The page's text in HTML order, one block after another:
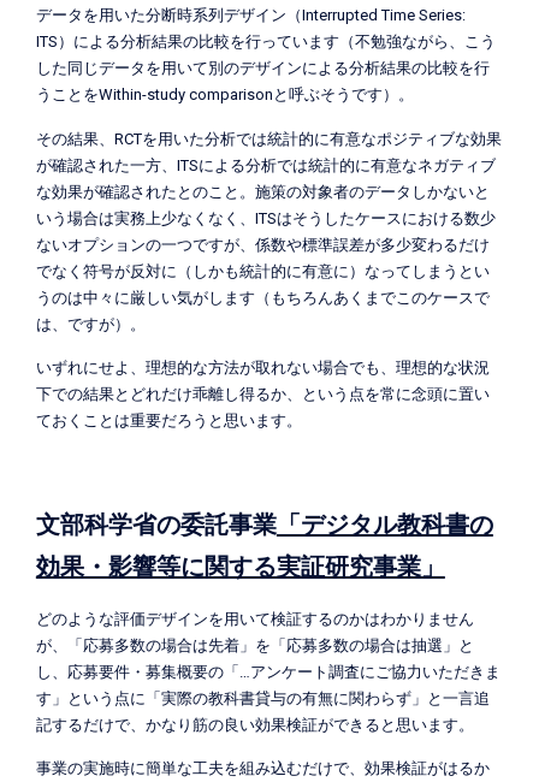
データを用いた分断時系列デザイン（Interrupted Time Series:
ITS）による分析結果の比較を行っています（不勉強ながら、こう
した同じデータを用いて別のデザインによる分析結果の比較を行
うことをWithin-study comparisonと呼ぶそうです）。
その結果、RCTを用いた分析では統計的に有意なポジティブな効果
が確認された一方、ITSによる分析では統計的に有意なネガティブ
な効果が確認されたとのこと。施策の対象者のデータしかないと
いう場合は実務上少なくなく、ITSはそうしたケースにおける数少
ないオプションの一つですが、係数や標準誤差が多少変わるだけ
でなく符号が反対に（しかも統計的に有意に）なってしまうとい
うのは中々に厳しい気がします（もちろんあくまでこのケースで
は、ですが）。
いずれにせよ、理想的な方法が取れない場合でも、理想的な状況
下での結果とどれだけ乖離し得るか、という点を常に念頭に置い
ておくことは重要だろうと思います。
文部科学省の委託事業「デジタル教科書の
効果・影響等に関する実証研究事業」
どのような評価デザインを用いて検証するのかはわかりません
が、「応募多数の場合は先着」を「応募多数の場合は抽選」と
し、応募要件・募集概要の「…アンケート調査にご協力いただきま
す」という点に「実際の教科書貸与の有無に関わらず」と一言追
記するだけで、かなり筋の良い効果検証ができると思います。
事業の実施時に簡単な工夫を組み込むだけで、効果検証がはるか